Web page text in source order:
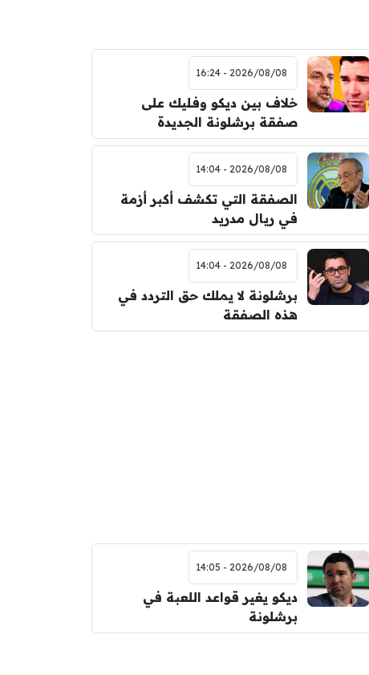
2026/08/08 - 16:24
خلاف بين ديكو وفليك على
صفقة برشلونة الجديدة
2026/08/08 - 14:04
الصفقة التي تكشف أكبر أزمة
في ريال مدريد
2026/08/08 - 14:04
برشلونة لا يملك حق التردد في
هذه الصفقة
2026/08/08 - 14:05
ديكو يغير قواعد اللعبة في
برشلونة